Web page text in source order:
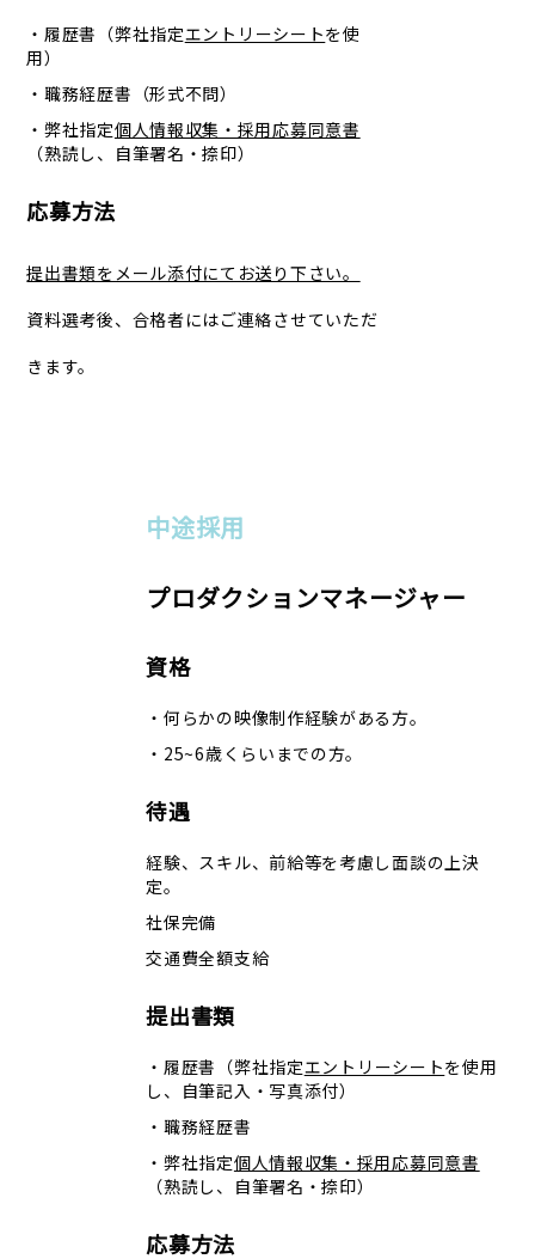
・履歴書（弊社指定エントリーシートを使
用）
・職務経歴書（形式不問）
・弊社指定個人情報収集・採用応募同意書
（熟読し、自筆署名・捺印）
応募方法
提出書類をメール添付にてお送り下さい。
資料選考後、合格者にはご連絡させていただ
きます。
中途採用
プロダクションマネージャー
資格
・何らかの映像制作経験がある方。
・25~6歳くらいまでの方。
待遇
経験、スキル、前給等を考慮し面談の上決
定。
社保完備
交通費全額支給
提出書類
・履歴書（弊社指定エントリーシートを使用
し、自筆記入・写真添付）
・職務経歴書
・弊社指定個人情報収集・採用応募同意書
（熟読し、自筆署名・捺印）
応募方法